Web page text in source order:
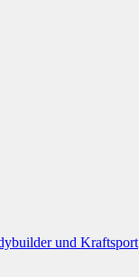
und Kraftsport